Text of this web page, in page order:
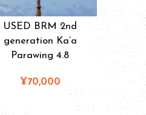
USED BRM 2nd
generation Ka’a
Parawing 4.8
¥70,000